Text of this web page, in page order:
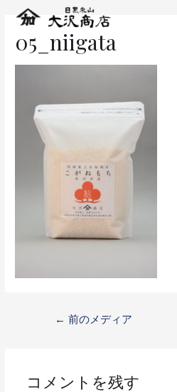
05_niigata
← 前のメディア
コメントを残す